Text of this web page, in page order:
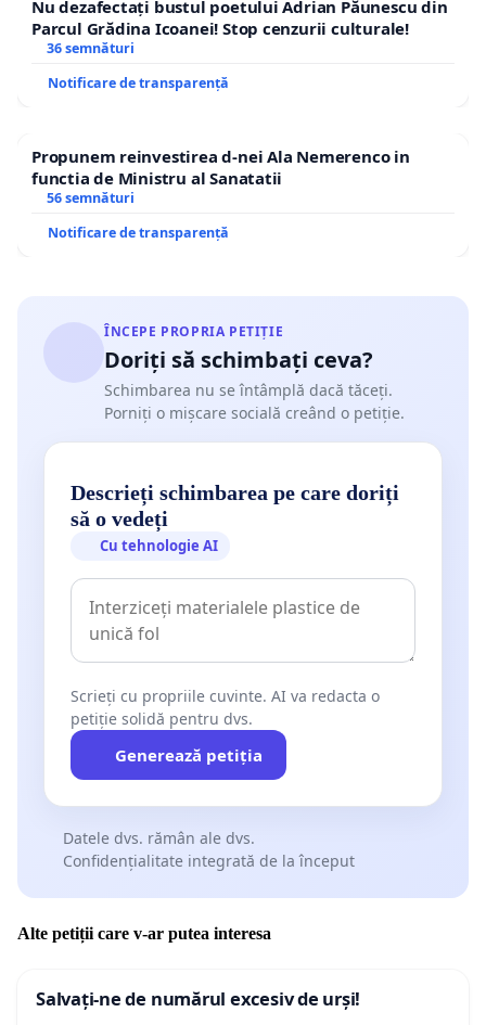
Nu dezafectați bustul poetului Adrian Păunescu din
Parcul Grădina Icoanei! Stop cenzurii culturale!
36 semnături
Notificare de transparență
Propunem reinvestirea d-nei Ala Nemerenco in
functia de Ministru al Sanatatii
56 semnături
Notificare de transparență
ÎNCEPE PROPRIA PETIȚIE
Doriți să schimbați ceva?
Schimbarea nu se întâmplă dacă tăceți.
Porniți o mișcare socială creând o petiție.
Descrieți schimbarea pe care doriți
să o vedeți
Cu tehnologie AI
Scrieți cu propriile cuvinte. AI va redacta o
petiție solidă pentru dvs.
Generează petiția
Datele dvs. rămân ale dvs.
Confidențialitate integrată de la început
Alte petiții care v-ar putea interesa
Salvați-ne de numărul excesiv de urși!